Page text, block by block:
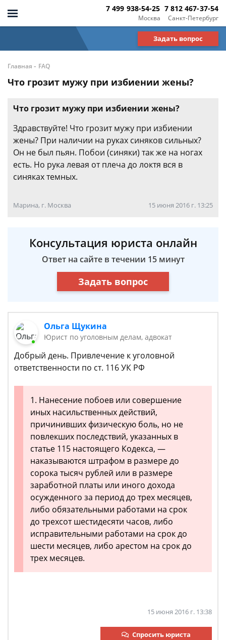
Москва
7 499 938-54-25
Санкт-Петербург
7 812 467-37-54
Задать вопрос
Главная - FAQ
Что грозит мужу при избиении жены?
Что грозит мужу при избиении жены?
Здравствуйте! Что грозит мужу при избиении
жены? При наличии на руках синяков сильных?
Он не был пьян. Побои (синяки) так же на ногах
есть. Но рука левая от плеча до локтя вся в
синяках темных.
Марина, г. Москва 15 июня 2016 г. 13:25
Консультация юриста онлайн
Ответ на сайте в течении 15 минут
Задать вопрос
Ольга Щукина
Юрист по уголовным делам, адвокат
Добрый день. Привлечение к уголовной
ответственности по ст. 116 УК РФ
1. Нанесение побоев или совершение
иных насильственных действий,
причинивших физическую боль, но не
повлекших последствий, указанных в
статье 115 настоящего Кодекса, —
наказываются штрафом в размере до
сорока тысяч рублей или в размере
заработной платы или иного дохода
осужденного за период до трех месяцев,
либо обязательными работами на срок
до трехсот шестидесяти часов, либо
исправительными работами на срок до
шести месяцев, либо арестом на срок до
трех месяцев.
15 июня 2016 г. 13:38
Спросить юриста